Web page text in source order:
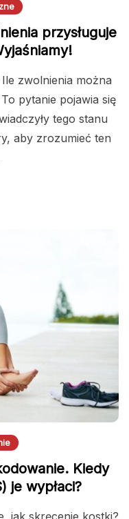
przysługuje
zwolnienia można
pytanie pojawia się
tego stanu
aby zrozumieć ten
Kiedy
je wypłaci?
jak skręcenie kostki?